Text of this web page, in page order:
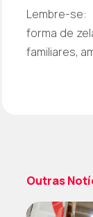
Lembre-
forma de
familiares,
Outras